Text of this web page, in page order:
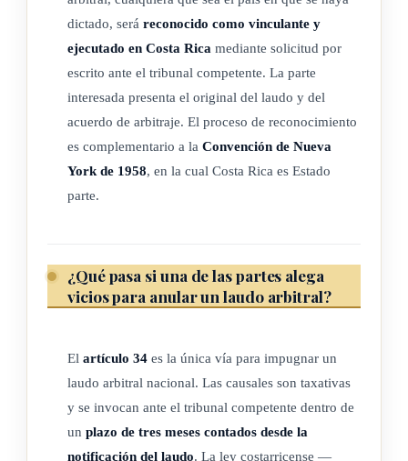
comprenden las operaciones siguientes, sin limitarse a
ellas: cualquier operación comercial de suministro o
intercambio de bienes o servicios, acuerdo de
distribución, representación o mandato comercial,
transferencia de créditos para su cobro ("factoring"),
arrendamiento de bienes de equipo con opción de compra
(leasing), construcción de obras, consultoría, ingeniería,
concesión de licencias, inversión, financiación, banca,
industrial o comercial, transporte de mercancías o de
pasajeros por vía aérea, marítima, férrea o por carretera y
ARTÍCULO 2 A.- Origen internacional y principios
generales
cuenta su origen internacional y la necesidad de
dictado, será reconocido como vinculante y
ejecutado en Costa Rica mediante solicitud por
escrito ante el tribunal competente. La parte
interesada presenta el original del laudo y del
acuerdo de arbitraje. El proceso de reconocimiento
es complementario a la Convención de Nueva
York de 1958, en la cual Costa Rica es Estado
parte.
¿Qué pasa si una de las partes alega
vicios para anular un laudo arbitral?
El artículo 34 es la única vía para impugnar un
laudo arbitral nacional. Las causales son taxativas
y se invocan ante el tribunal competente dentro de
un plazo de tres meses contados desde la
notificación del laudo. La ley costarricense —